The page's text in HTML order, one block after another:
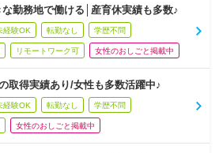
勤務地で働ける│産育休実績も多数♪
経験OK 転勤なし 学歴不問
リモートワーク可 女性のおしごと掲載中
得実績あり/女性も多数活躍中♪
経験OK 転勤なし 学歴不問
女性のおしごと掲載中